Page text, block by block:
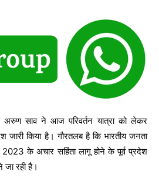
अरुण साव ने आज परिवर्तन यात्रा को लेकर
जारी किया है। गौरतलब है कि भारतीय जनता
2023 के अचार सहिंता लागू होने के पूर्व प्रदेश
जा रही है।